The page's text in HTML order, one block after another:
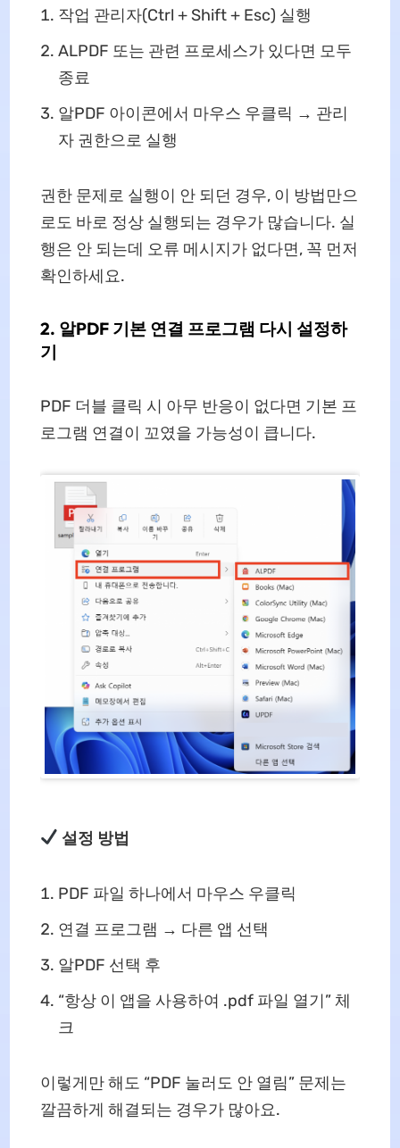
작업 관리자(Ctrl + Shift + Esc) 실행
ALPDF 또는 관련 프로세스가 있다면 모두
종료
알PDF 아이콘에서 마우스 우클릭 → 관리
자 권한으로 실행
권한 문제로 실행이 안 되던 경우, 이 방법만으
로도 바로 정상 실행되는 경우가 많습니다. 실
행은 안 되는데 오류 메시지가 없다면, 꼭 먼저
확인하세요.
2. 알PDF 기본 연결 프로그램 다시 설정하
기
PDF 더블 클릭 시 아무 반응이 없다면 기본 프
로그램 연결이 꼬였을 가능성이 큽니다.
설정 방법
PDF 파일 하나에서 마우스 우클릭
연결 프로그램 → 다른 앱 선택
알PDF 선택 후
“항상 이 앱을 사용하여 .pdf 파일 열기” 체
크
이렇게만 해도 “PDF 눌러도 안 열림” 문제는
깔끔하게 해결되는 경우가 많아요.